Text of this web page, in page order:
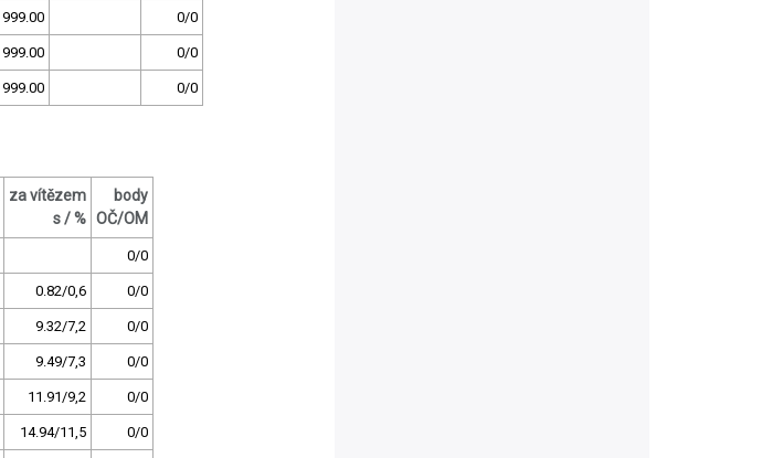
999.00 0/0
999.00 0/0
999.00 0/0
za vítězem
s / %
body
OČ/OM
0/0
0.82/0,6 0/0
9.32/7,2 0/0
9.49/7,3 0/0
11.91/9,2 0/0
14.94/11,5 0/0